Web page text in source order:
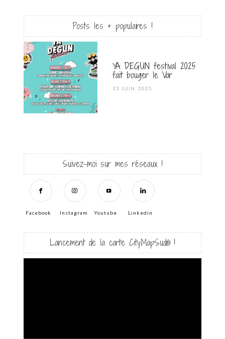
Posts les + populaires !
YA DEGUN festival 2025
fait bouger le Var
POSTED
13 JUIN, 2025
Suivez-moi sur mes réseaux !
Facebook Instagram Youtube Linkedin
Lancement de la carte CityMapSud® !